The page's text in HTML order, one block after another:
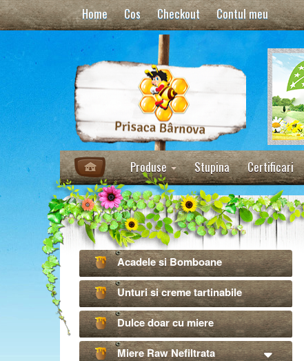
Home Cos Checkout Contul meu
Produse Stupina Certificari
Acadele si Bomboane
Unturi si creme tartinabile
Dulce doar cu miere
Miere Raw Nefiltrata